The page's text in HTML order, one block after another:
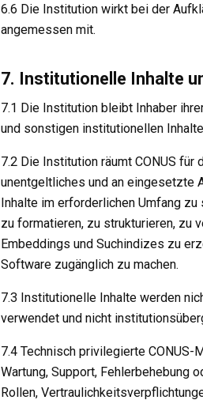
6.6 Die Institution wirkt bei der
angemessen mit.
7. Institutionelle Inhalte
7.1 Die Institution bleibt Inhaber
und sonstigen institutionellen
7.2 Die Institution räumt CONUS
unentgeltliches und an eingesetzte
Inhalte im erforderlichen Umfang
zu formatieren, zu strukturieren, zu
Embeddings und Suchindizes zu
Software zugänglich zu machen.
7.3 Institutionelle Inhalte werden
verwendet und nicht
7.4 Technisch privilegierte
Wartung, Support,
Rollen,